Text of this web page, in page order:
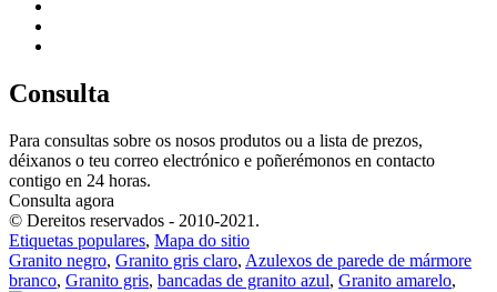
Consulta
Para consultas sobre os nosos produtos ou a lista de prezos,
déixanos o teu correo electrónico e poñerémonos en contacto
contigo en 24 horas.
Consulta agora
© Dereitos reservados - 2010-2021.
Etiquetas populares, Mapa do sitio
Granito negro, Granito gris claro, Azulexos de parede de mármore
branco, Granito gris, bancadas de granito azul, Granito amarelo,